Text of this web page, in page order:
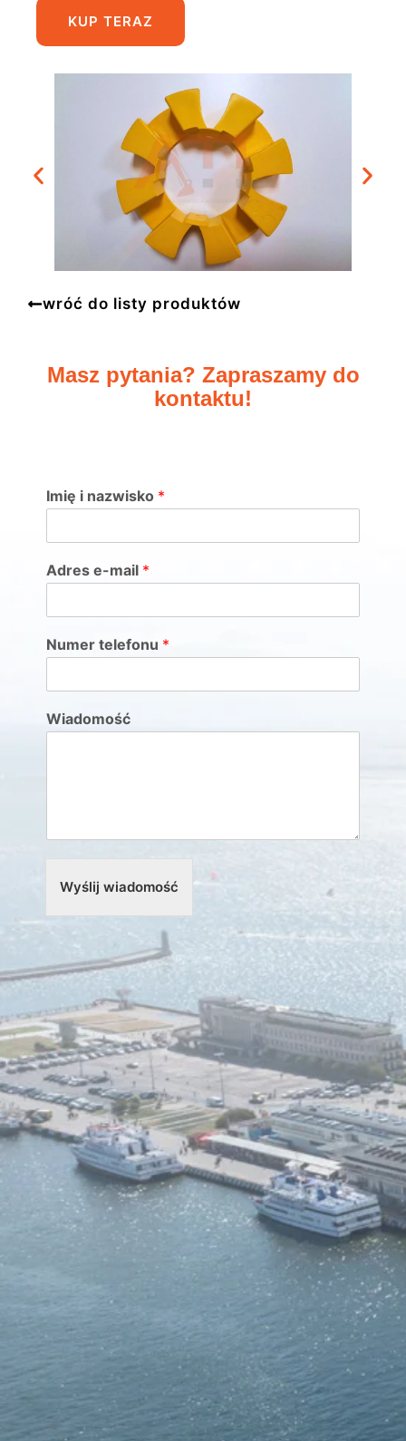
KUP TERAZ
wróć do listy produktów
Masz pytania? Zapraszamy do
kontaktu!
Imię i nazwisko *
Adres e-mail *
Numer telefonu *
Wiadomość
Wyślij wiadomość